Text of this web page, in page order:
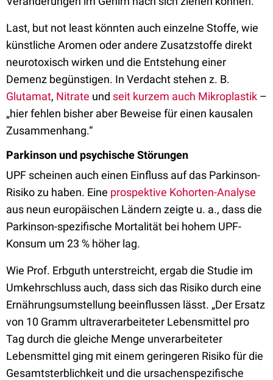
Last, but not least könnten auch einzelne Stoffe, wie
künstliche Aromen oder andere Zusatzstoffe direkt
neurotoxisch wirken und die Entstehung einer
Demenz begünstigen. In Verdacht stehen z. B.
Glutamat, Nitrate und seit kurzem auch Mikroplastik –
„hier fehlen bisher aber Beweise für einen kausalen
Zusammenhang.“
Parkinson und psychische Störungen
UPF scheinen auch einen Einfluss auf das Parkinson-
Risiko zu haben. Eine prospektive Kohorten-Analyse
aus neun europäischen Ländern zeigte u. a., dass die
Parkinson-spezifische Mortalität bei hohem UPF-
Konsum um 23 % höher lag.
Wie Prof. Erbguth unterstreicht, ergab die Studie im
Umkehrschluss auch, dass sich das Risiko durch eine
Ernährungsumstellung beeinflussen lässt. „Der Ersatz
von 10 Gramm ultraverarbeiteter Lebensmittel pro
Tag durch die gleiche Menge unverarbeiteter
Lebensmittel ging mit einem geringeren Risiko für die
Gesamtsterblichkeit und die ursachenspezifische